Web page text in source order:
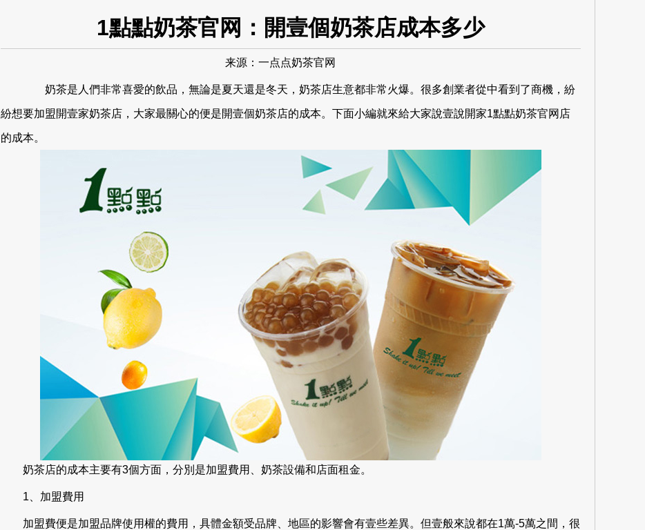
1點點奶茶官网：開壹個奶茶店成本多少
来源： 一点点奶茶官网
奶茶是人們非常喜愛的飲品，無論是夏天還是冬天，奶茶店生意都非常火爆。很多創業者從中看到了商機，紛
紛想要加盟開壹家奶茶店，大家最關心的便是開壹個奶茶店的成本。下面小編就來給大家說壹說開家1點點奶茶官网店
的成本。
奶茶店的成本主要有3個方面，分別是加盟費用、奶茶設備和店面租金。
1、加盟費用
加盟費便是加盟品牌使用權的費用，具體金額受品牌、地區的影響會有壹些差異。但壹般來說都在1萬-5萬之間，很